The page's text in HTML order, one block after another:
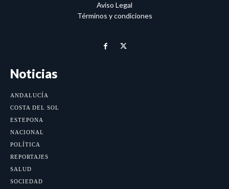
Aviso Legal
Términos y condiciones
Noticias
ANDALUCÍA
COSTA DEL SOL
ESTEPONA
NACIONAL
POLÍTICA
REPORTAJES
SALUD
SOCIEDAD